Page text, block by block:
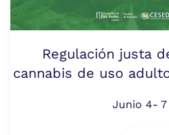
Regulación justa
cannabis de uso
Junio 4- 7